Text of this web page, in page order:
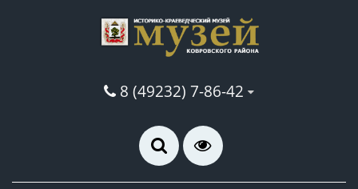
8 (49232) 7-86-42